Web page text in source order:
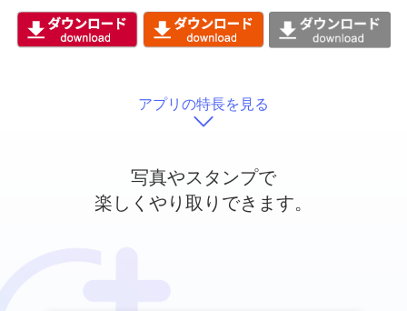
アプリの特長を見る
写真やスタンプで
楽しくやり取りできます。